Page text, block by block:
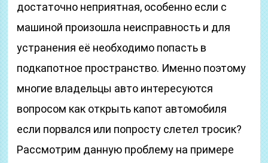
достаточно неприятная, особенно если с
машиной произошла неисправность и для
устранения её необходимо попасть в
подкапотное пространство. Именно поэтому
многие владельцы авто интересуются
вопросом как открыть капот автомобиля
если порвался или попросту слетел тросик?
Рассмотрим данную проблему на примере